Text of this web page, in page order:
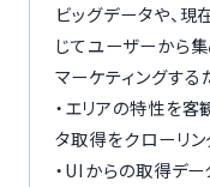
ビッグデータや、
じてユーザーから
マーケティングする
・エリアの特性を
タ取得をクローリン
・UIからの取得デ